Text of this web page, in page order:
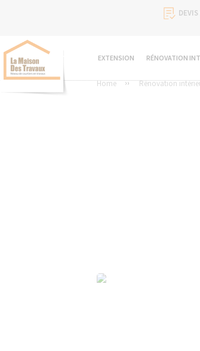
EXTENSION RÉNOVATION
Home Rénovation